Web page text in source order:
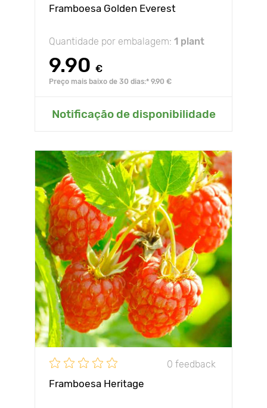
Framboesa Golden Everest
Quantidade por embalagem: 1 plant
9.90 €
Preço mais baixo de 30 dias:* 9.90 €
Notificação de disponibilidade
0 feedback
Framboesa Heritage